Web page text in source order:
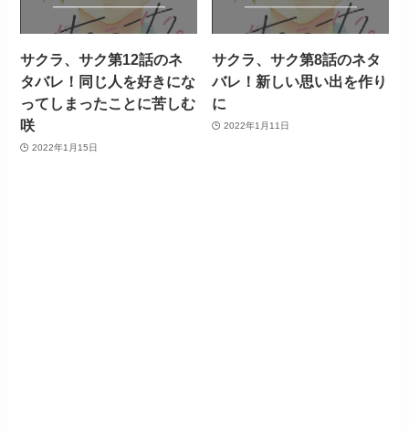
サクラ、サク第12話のネ
タバレ！同じ人を好きにな
ってしまったことに苦しむ
咲
2022年1月15日
サクラ、サク第8話のネタ
バレ！新しい思い出を作り
に
2022年1月11日